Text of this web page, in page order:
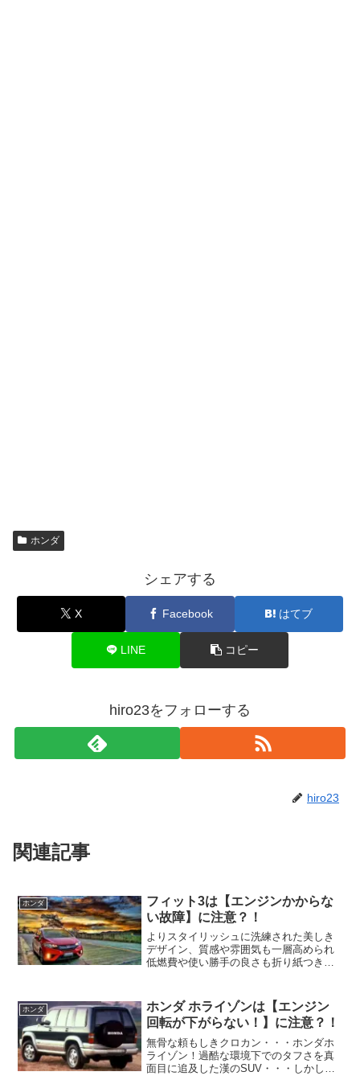
ホンダ
シェアする
X Facebook はてブ
LINE コピー
hiro23をフォローする
hiro23
関連記事
ホンダ
フィット3は【エンジンかからな
い故障】に注意？！
よりスタイリッシュに洗練された美しき
デザイン、質感や雰囲気も一層高められ
低燃費や使い勝手の良さも折り紙つきの
たいポイントがあります！それはエンジ
ンがかからなくなり立...
ホンダ
ホンダ ホライゾンは【エンジン
回転が下がらない！】に注意？！
無骨な頼もしきクロカン・・・ホンダホ
ライゾン！過酷な環境下でのタフさを真
面目に追及した漢のSUV・・・しかしあ